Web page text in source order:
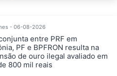
- 06-08-2026
entre PRF em
PF e BPFRON resulta na
de ouro ilegal avaliado em
800 mil reais